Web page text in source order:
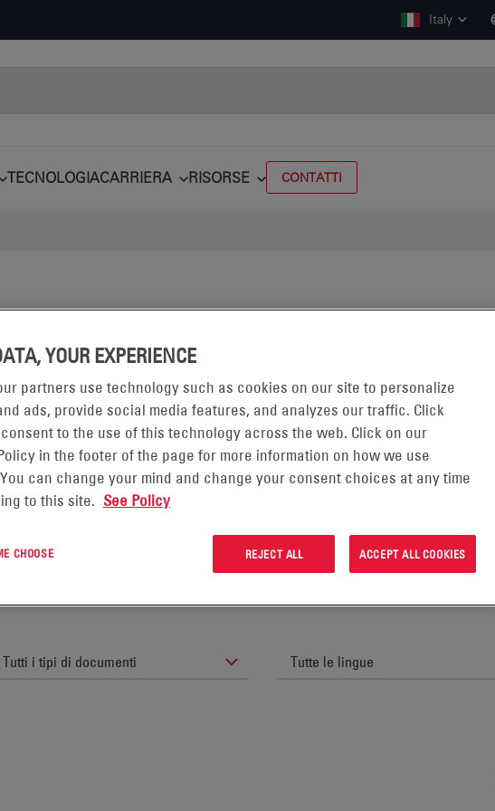
Italy
TECNOLOGIACARRIERA RISORSE CONTATTI
documenti tecnici,
studio e altre informazioni
YOUR EXPERIENCE
partners use technology such as cookies on our site to personalize
ads, provide social media features, and analyzes our traffic. Click
to the use of this technology across the web. Click on our
in the footer of the page for more information on how we use
can change your mind and change your consent choices at any time
to this site. See Policy
CHOOSE REJECT ALL ACCEPT ALL COOKIES